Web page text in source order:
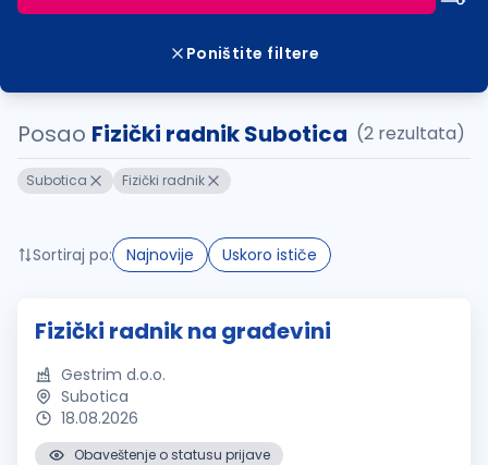
Poništite filtere
Posao Fizički radnik Subotica (2 rezultata)
Subotica Fizički radnik
Sortiraj po: Najnovije Uskoro ističe
Fizički radnik na građevini
Gestrim d.o.o.
Subotica
18.08.2026
Obaveštenje o statusu prijave